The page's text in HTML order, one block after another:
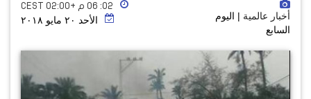
أخبار عالمية | اليوم
السابع
٠٢: ٠٦ م +02:00 CEST
الأحد ٢٠ مايو ٢٠١٨